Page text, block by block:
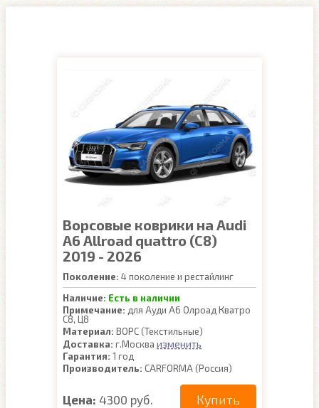
Ворсовые коврики на Audi
A6 Allroad quattro (C8)
2019 - 2026
Поколение: 4 поколение и рестайлинг
Наличие: Есть в наличии
Примечание: для Ауди А6 Олроад Кватро
С8, Ц8
Материал: ВОРС (Текстильные)
Доставка: г.Москва изменить
Гарантия: 1 год
Производитель: CARFORMA (Россия)
Цена: 4300 руб. Купить